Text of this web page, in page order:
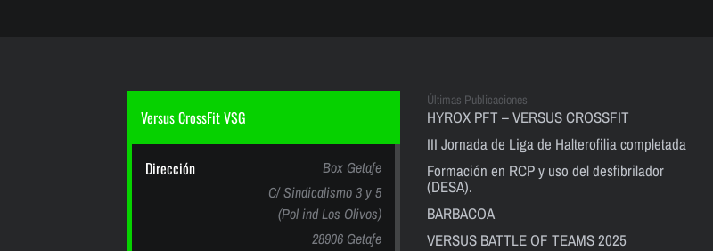
Versus CrossFit VSG
Dirección
Box Getafe
C/ Sindicalismo 3 y 5
(Pol ind Los Olivos)
28906 Getafe
Últimas Publicaciones
HYROX PFT – VERSUS CROSSFIT
III Jornada de Liga de Halterofilia completada
Formación en RCP y uso del desfibrilador
(DESA).
BARBACOA
VERSUS BATTLE OF TEAMS 2025